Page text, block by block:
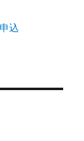
込